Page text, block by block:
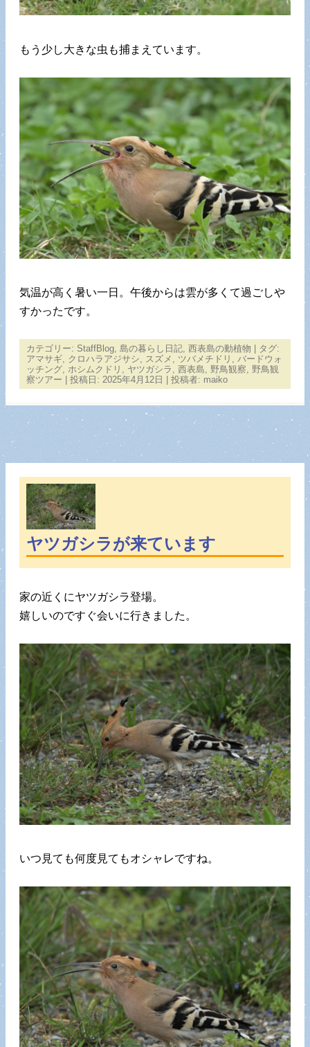
もう少し大きな虫も捕まえています。
気温が高く暑い一日。午後からは雲が多くて過ごしや
すかったです。
カテゴリー: StaffBlog, 島の暮らし日記, 西表島の動植物 | タグ:
アマサギ, クロハラアジサシ, スズメ , ツバメチドリ , バードウォ
ッチング, ホシムクドリ , ヤツガシラ , 西表島, 野鳥観察, 野鳥観
察ツアー | 投稿日: 2025年4月12日 投稿者: maiko
ヤツガシラが来ています
家の近くにヤツガシラ登場。
嬉しいのですぐ会いに行きました。
いつ見ても何度見てもオシャレですね。